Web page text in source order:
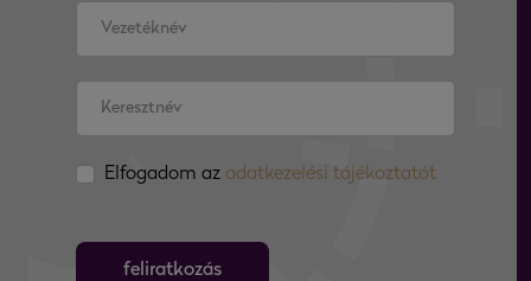
Elfogadom az adatkezelési tájékoztatót
feliratkozás